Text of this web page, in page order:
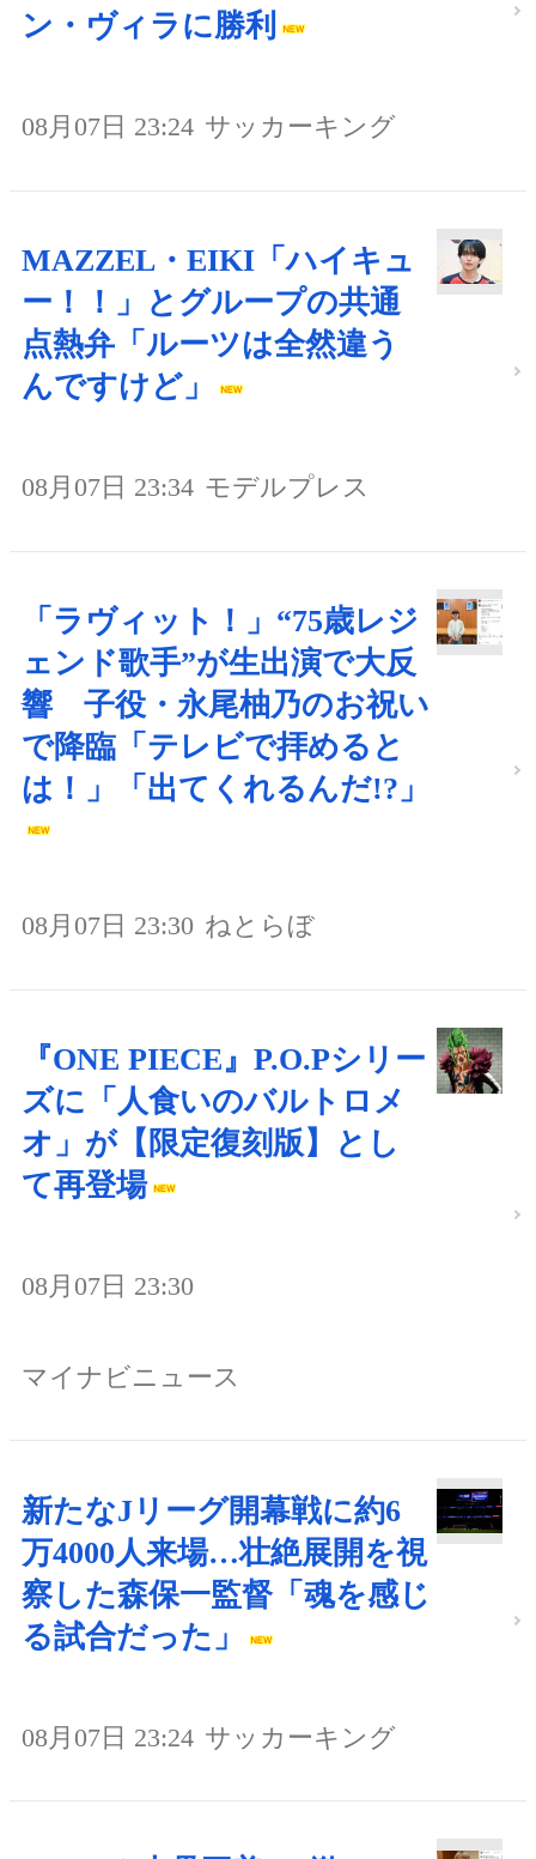
ン・ヴィラに勝利
08月07日 23:24 サッカーキング
MAZZEL・EIKI「ハイキュ
ー！！」とグループの共通
点熱弁「ルーツは全然違う
んですけど」
08月07日 23:34 モデルプレス
「ラヴィット！」“75歳レジ
ェンド歌手”が生出演で大反
響 子役・永尾柚乃のお祝い
で降臨「テレビで拝めると
は！」「出てくれるんだ!?」
08月07日 23:30 ねとらぼ
『ONE PIECE』P.O.Pシリー
ズに「人食いのバルトロメ
オ」が【限定復刻版】とし
て再登場
08月07日 23:30
マイナビニュース
新たなJリーグ開幕戦に約6
万4000人来場…壮絶展開を視
察した森保一監督「魂を感じ
る試合だった」
08月07日 23:24 サッカーキング